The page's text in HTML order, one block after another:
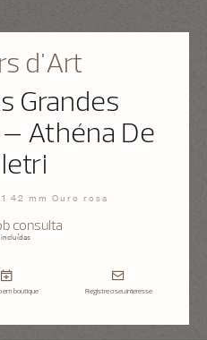
d'Art
Grandes
Athéna De
42 mm Ouro rosa
consulta
incluídas
em boutique Registre o seu interesse